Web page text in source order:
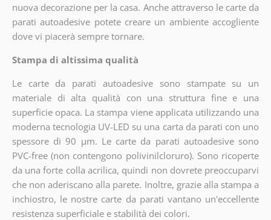
nuova decorazione per la casa. Anche attraverso le carte da
parati autoadesive potete creare un ambiente accogliente
dove vi piacerà sempre tornare.
Stampa di altissima qualità
Le carte da parati autoadesive sono stampate su un
materiale di alta qualità con una struttura fine e una
superficie opaca. La stampa viene applicata utilizzando una
moderna tecnologia UV-LED su una carta da parati con uno
spessore di 90 µm. Le carte da parati autoadesive sono
PVC-free (non contengono polivinilcloruro). Sono ricoperte
da una forte colla acrilica, quindi non dovrete preoccuparvi
che non aderiscano alla parete. Inoltre, grazie alla stampa a
inchiostro, le nostre carte da parati vantano un'eccellente
resistenza superficiale e stabilità dei colori.